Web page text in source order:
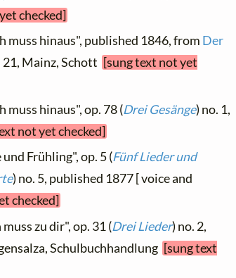
checked]
muss hinaus", published 1846, from Der
21, Mainz, Schott [sung text not yet
muss hinaus", op. 78 (Drei Gesänge) no. 1,
not yet checked]
Frühling", op. 5 (Fünf Lieder und
) no. 5, published 1877 [ voice and
checked]
zu dir", op. 31 (Drei Lieder) no. 2,
Schulbuchhandlung [sung text